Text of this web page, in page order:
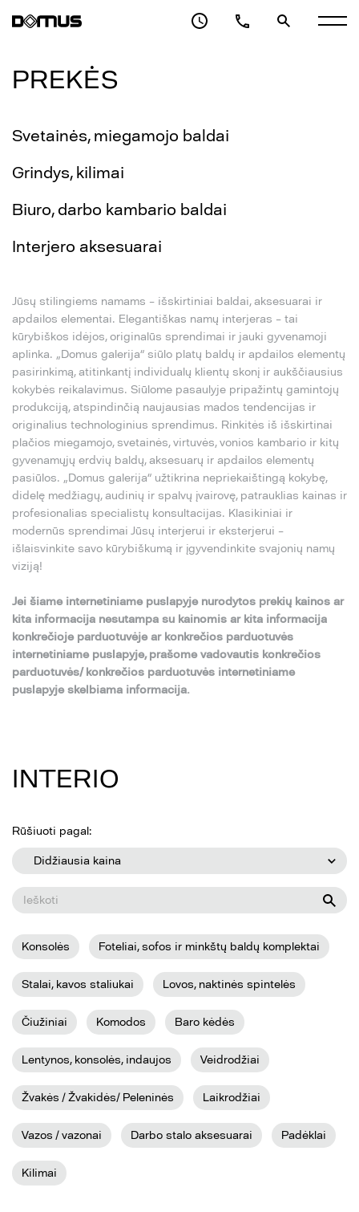
PREKĖS
Svetainės, miegamojo baldai
Grindys, kilimai
Biuro, darbo kambario baldai
Interjero aksesuarai
Jūsų stilingiems namams – išskirtiniai baldai, aksesuarai ir
apdailos elementai. Elegantiškas namų interjeras – tai
kūrybiškos idėjos, originalūs sprendimai ir jauki gyvenamoji
aplinka. „Domus galerija“ siūlo platų baldų ir apdailos elementų
pasirinkimą, atitinkantį individualų klientų skonį ir aukščiausius
kokybės reikalavimus. Siūlome pasaulyje pripažintų gamintojų
produkciją, atspindinčią naujausias mados tendencijas ir
originalius technologinius sprendimus. Rinkitės iš išskirtinai
plačios miegamojo, svetainės, virtuvės, vonios kambario ir kitų
gyvenamųjų erdvių baldų, aksesuarų ir apdailos elementų
pasiūlos. „Domus galerija“ užtikrina nepriekaištingą kokybę,
didelę medžiagų, audinių ir spalvų įvairovę, patrauklias kainas ir
profesionalias specialistų konsultacijas. Klasikiniai ir
modernūs sprendimai Jūsų interjerui ir eksterjerui –
išlaisvinkite savo kūrybiškumą ir įgyvendinkite svajonių namų
viziją!
Jei šiame internetiniame puslapyje nurodytos prekių kainos ar
kita informacija nesutampa su kainomis ar kita informacija
konkrečioje parduotuvėje ar konkrečios parduotuvės
internetiniame puslapyje, prašome vadovautis konkrečios
parduotuvės/ konkrečios parduotuvės internetiniame
puslapyje skelbiama informacija.
INTERIO
Rūšiuoti pagal:
Didžiausia kaina
Konsolės Foteliai, sofos ir minkštų baldų komplektai
Stalai, kavos staliukai Lovos, naktinės spintelės
Čiužiniai Komodos Baro kėdės
Lentynos, konsolės, indaujos Veidrodžiai
Žvakės / Žvakidės/ Peleninės Laikrodžiai
Vazos / vazonai Darbo stalo aksesuarai Padėklai
Kilimai